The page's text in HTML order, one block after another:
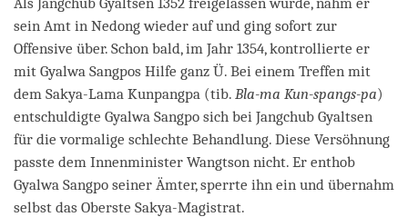
sein Amt in Nedong wieder auf und ging sofort zur
Offensive über. Schon bald, im Jahr 1354, kontrollierte er
mit Gyalwa Sangpos Hilfe ganz Ü. Bei einem Treffen mit
dem Sakya-Lama Kunpangpa (tib. Bla-ma Kun-spangs-pa)
entschuldigte Gyalwa Sangpo sich bei Jangchub Gyaltsen
für die vormalige schlechte Behandlung. Diese Versöhnung
passte dem Innenminister Wangtson nicht. Er enthob
Gyalwa Sangpo seiner Ämter, sperrte ihn ein und übernahm
selbst das Oberste Sakya-Magistrat.